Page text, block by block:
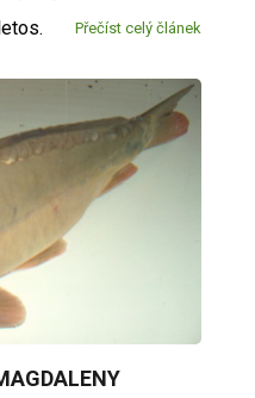
Přečíst celý článek